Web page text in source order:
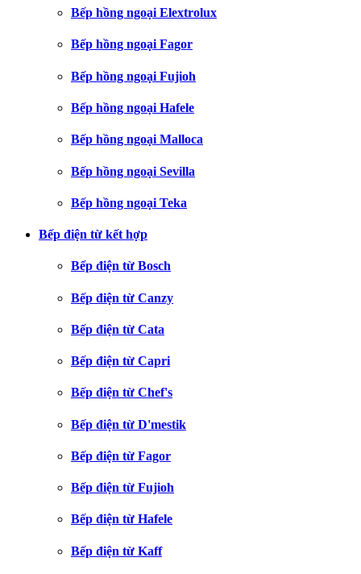
Bếp hồng ngoại Elextrolux
Bếp hồng ngoại Fagor
Bếp hồng ngoại Fujioh
Bếp hồng ngoại Hafele
Bếp hồng ngoại Malloca
Bếp hồng ngoại Sevilla
Bếp hồng ngoại Teka
Bếp điện từ kết hợp
Bếp điện từ Bosch
Bếp điện từ Canzy
Bếp điện từ Cata
Bếp điện từ Capri
Bếp điện từ Chef's
Bếp điện từ D'mestik
Bếp điện từ Fagor
Bếp điện từ Fujioh
Bếp điện từ Hafele
Bếp điện từ Kaff